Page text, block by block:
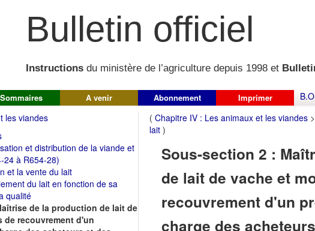
Bulletin officiel
Instructions du ministère de l’agriculture depuis 1998 et
Sommaires A venir Abonnement Imprimer
les viandes
et distribution de la viande et
à R654-28)
et la vente du lait
du lait en fonction de sa
qualité
de la production de lait de
de recouvrement d'un
( Chapitre IV : Les animaux et les viandes >
lait )
Sous-section 2 :
de lait de vache et
recouvrement d'un
charge des